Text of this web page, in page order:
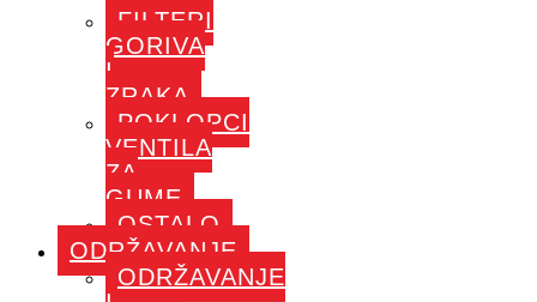
FILTERI
GORIVA
I
ZRAKA
POKLOPCI
VENTILA
ZA
GUME
OSTALO
ODRŽAVANJE
ODRŽAVANJE